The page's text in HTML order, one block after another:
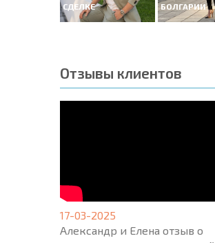
СДЕЛКЕ
БОЛГАРИИ
Отзывы клиентов
17-03-2025
Александр и Елена отзыв о